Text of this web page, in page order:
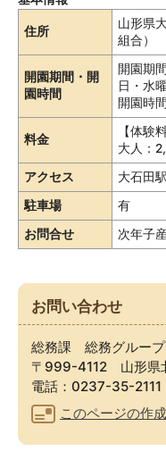
住所
山形県
組合）
開園期間・開
園時間
開園期
日・水
開園時
料金
【体験
大人：
アクセス
大石田
駐車場
有
お問合せ
次年子
お問い合わせ
総務課 総務グループ
〒999-4112 山形県
電話：0237-35-
このページの作